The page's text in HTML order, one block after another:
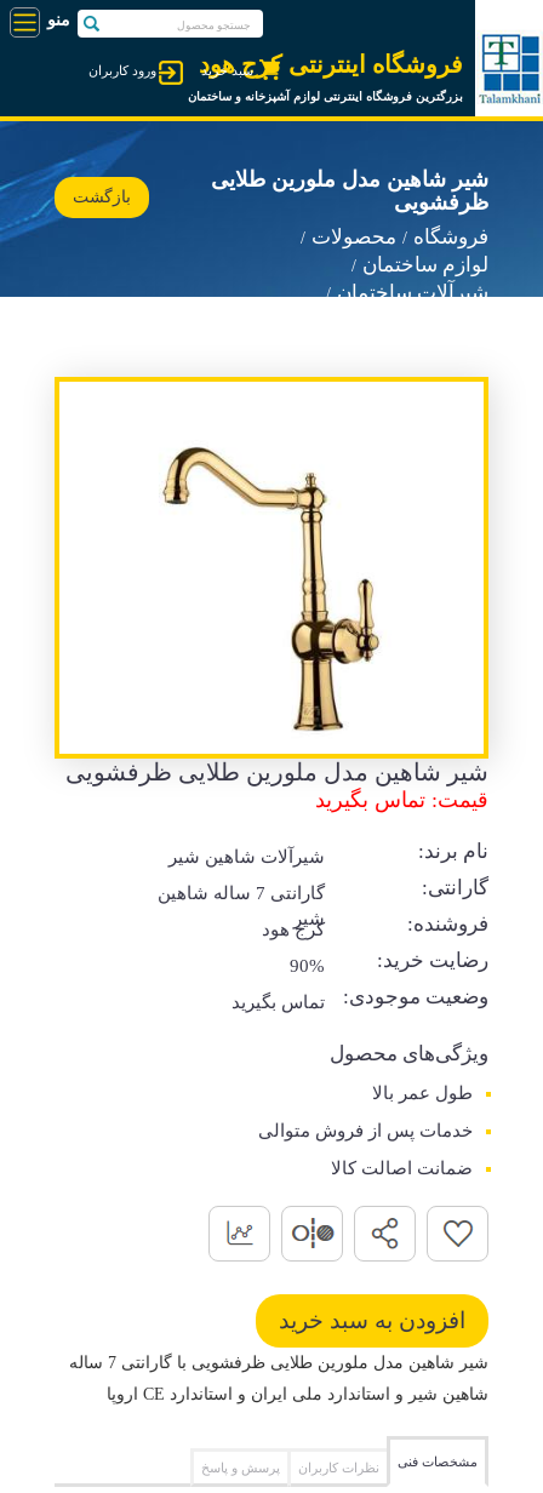
فروشگاه اینترنتی کرج هود
بزرگترین فروشگاه اینترنتی لوازم آشپزخانه و ساختمان
ورود کاربران سبد خرید
شیر شاهین مدل ملورین طلایی
ظرفشویی
فروشگاه
محصولات
لوازم ساختمان
شیرآلات ساختمان
بازگشت
شیر شاهین مدل ملورین طلایی ظرفشویی
قیمت: تماس بگیرید
نام برند: شیرآلات شاهین شیر
گارانتی:
گارانتی 7 ساله شاهین
شیر
فروشنده: کرج هود
رضایت خرید: 90%
وضعیت موجودی: تماس بگیرید
ویژگی‌های محصول
طول عمر بالا
خدمات پس از فروش متوالی
ضمانت اصالت کالا
شیر شاهین مدل ملورین طلایی ظرفشویی با گارانتی 7 ساله
شاهین شیر و استاندارد ملی ایران و استاندارد CE اروپا
مشخصات فنی نظرات کاربران پرسش و پاسخ